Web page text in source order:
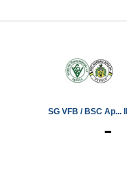
SG VFB / BSC Ap...
-